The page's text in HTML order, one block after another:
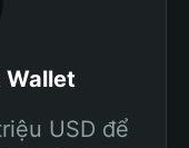
Wallet
USD để